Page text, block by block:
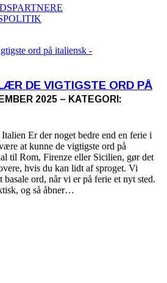
DE VIGTIGSTE ORD PÅ
2025 – KATEGORI:
Er der noget bedre end en ferie i
at kunne de vigtigste ord på
til Rom, Firenze eller Sicilien, gør det
hvis du kan lidt af sproget. Vi
ord, når vi er på ferie et nyt sted.
og så åbner…